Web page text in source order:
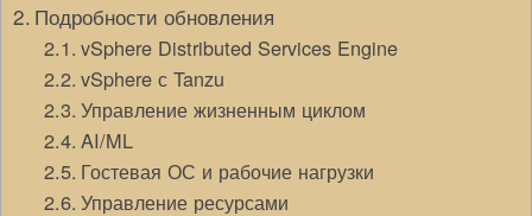
Подробности обновления
vSphere Distributed Services Engine
vSphere с Tanzu
Управление жизненным циклом
AI/ML
Гостевая ОС и рабочие нагрузки
Управление ресурсами